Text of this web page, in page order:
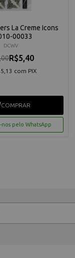
La Creme Icons
00033
DCWV
R$5,40
com PIX
COMPRAR
nos pelo WhatsApp